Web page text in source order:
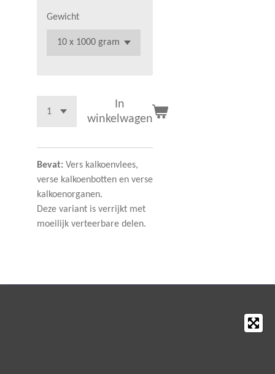
Gewicht
In
winkelwagen
Bevat: Vers kalkoenvlees,
verse kalkoenbotten en verse
kalkoenorganen.
Deze variant is verrijkt met
moeilijk verteerbare delen.